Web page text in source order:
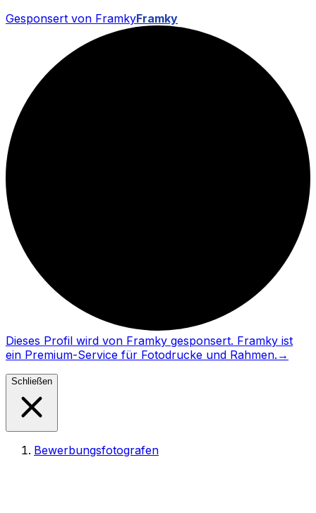
Gesponsert von FramkyFramky
Dieses Profil wird von Framky gesponsert. Framky ist
ein Premium-Service für Fotodrucke und Rahmen. →
Schließen
Bewerbungsfotografen